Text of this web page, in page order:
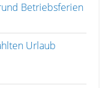
Betriebsferien
Urlaub